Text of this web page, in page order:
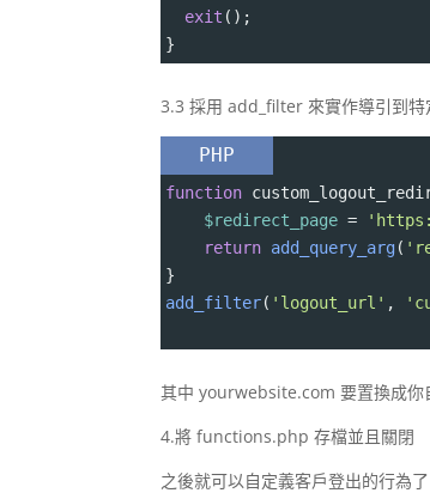
exit ();
}
3.3 採用 add_filter 來實作導引到特
PHP
function
$redirect_page =
return add_query_arg(
}
add_filter( 'logout_url' ,
其中 yourwebsite.com 要置換成你
4.將 functions.php 存檔並且關閉
之後就可以自定義客戶登出的行為了